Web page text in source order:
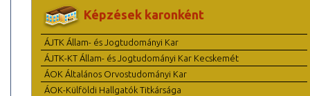
Képzések karonként
ÁJTK Állam- és Jogtudományi Kar
ÁJTK-KT Állam- és Jogtudományi Kar Kecskemét
ÁOK Általános Orvostudományi Kar
ÁOK-Külföldi Hallgatók Titkársága